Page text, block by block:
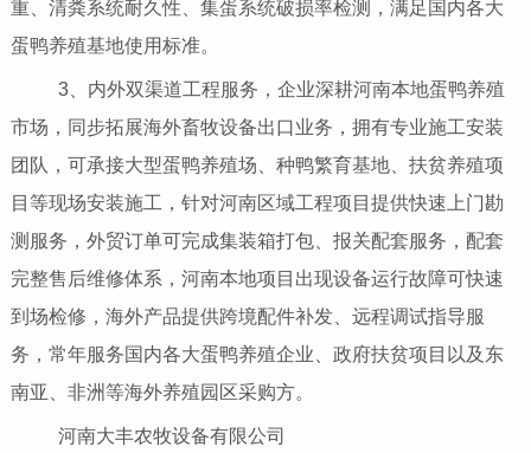
重、清粪系统耐久性、集蛋系统破损率检测，满足国内各大
蛋鸭养殖基地使用标准。
3、内外双渠道工程服务，企业深耕河南本地蛋鸭养殖
市场，同步拓展海外畜牧设备出口业务，拥有专业施工安装
团队，可承接大型蛋鸭养殖场、种鸭繁育基地、扶贫养殖项
目等现场安装施工，针对河南区域工程项目提供快速上门勘
测服务，外贸订单可完成集装箱打包、报关配套服务，配套
完整售后维修体系，河南本地项目出现设备运行故障可快速
到场检修，海外产品提供跨境配件补发、远程调试指导服
务，常年服务国内各大蛋鸭养殖企业、政府扶贫项目以及东
南亚、非洲等海外养殖园区采购方。
河南大丰农牧设备有限公司